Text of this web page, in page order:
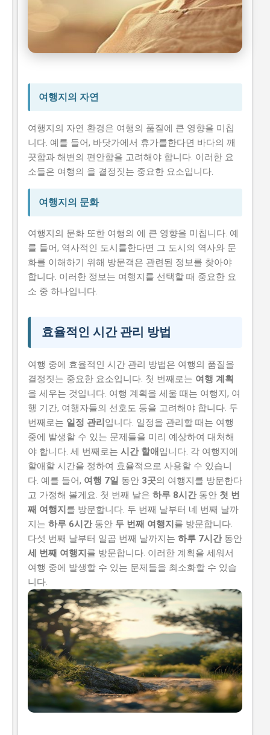
시니어 건강 정보
여행지의 자연
여행지의 자연 환경은 여행의 품질에 큰 영향을 미칩
니다. 예를 들어, 바닷가에서 휴가를한다면 바다의 깨
끗함과 해변의 편안함을 고려해야 합니다. 이러한 요
소들은 여행의 을 결정짓는 중요한 요소입니다.
여행지의 문화
여행지의 문화 또한 여행의 에 큰 영향을 미칩니다. 예
를 들어, 역사적인 도시를한다면 그 도시의 역사와 문
화를 이해하기 위해 방문객은 관련된 정보를 찾아야
합니다. 이러한 정보는 여행지를 선택할 때 중요한 요
소 중 하나입니다.
효율적인 시간 관리 방법
여행 중에 효율적인 시간 관리 방법은 여행의 품질을
결정짓는 중요한 요소입니다. 첫 번째로는 여행 계획
을 세우는 것입니다. 여행 계획을 세울 때는 여행지, 여
행 기간, 여행자들의 선호도 등을 고려해야 합니다. 두
번째로는 일정 관리 입니다. 일정을 관리할 때는 여행
중에 발생할 수 있는 문제들을 미리 예상하여 대처해
야 합니다. 세 번째로는 시간 할애 입니다. 각 여행지에
할애할 시간을 정하여 효율적으로 사용할 수 있습니
다. 예를 들어, 여행 7일 동안 3곳의 여행지를 방문한다
고 가정해 볼게요. 첫 번째 날은 하루 8시간동안 첫 번
째 여행지 를 방문합니다. 두 번째 날부터 네 번째 날까
지는 하루 6시간동안 두 번째 여행지 를 방문합니다.
다섯 번째 날부터 일곱 번째 날까지는 하루 7시간동안
세 번째 여행지 를 방문합니다. 이러한 계획을 세워서
여행 중에 발생할 수 있는 문제들을 최소화할 수 있습
니다.